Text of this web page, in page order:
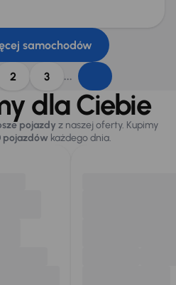
samochodów
2 3 ...
dla Ciebie
pojazdy z naszej oferty. Kupimy
pojazdówkażdego dnia.